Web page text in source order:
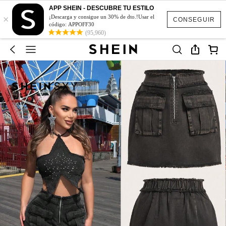
CONSEGUIR
×
APP SHEIN - DESCUBRE TU ESTILO
¡Descarga y consigue un 30% de dto.!Usar el
código: APPOFF30
(95,960)